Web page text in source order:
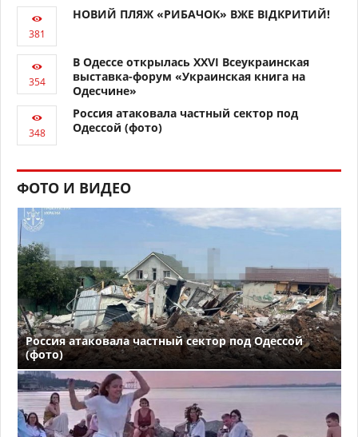
НОВИЙ ПЛЯЖ «РИБАЧОК» ВЖЕ ВІДКРИТИЙ!
В Одессе открылась XXVI Всеукраинская
выставка-форум «Украинская книга на
Одесчине»
Россия атаковала частный сектор под
Одессой (фото)
ФОТО И ВИДЕО
Россия атаковала частный сектор под Одессой
(фото)